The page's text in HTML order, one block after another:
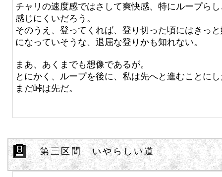
チャリの速度感ではさして爽快感、特にループら
感じにくいだろう。
そのうえ、登ってくれば、登り切った頃にはきっ
になっていそうな、退屈な登りかも知れない。
まあ、あくまでも想像であるが。
とにかく、ループを後に、私は先へと進むことに
まだ峠は先だ。
第三区間 いやらしい道